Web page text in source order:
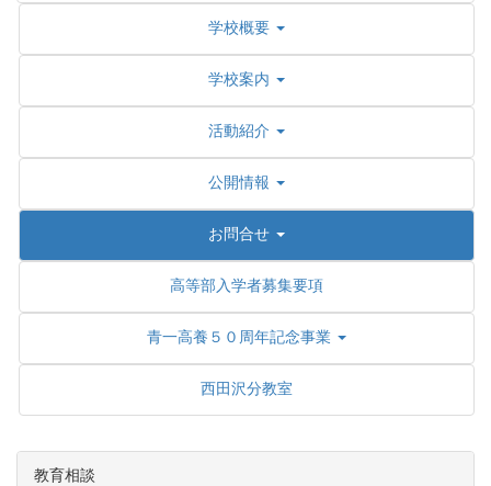
学校概要
学校案内
活動紹介
公開情報
お問合せ
高等部入学者募集要項
青一高養５０周年記念事業
西田沢分教室
教育相談